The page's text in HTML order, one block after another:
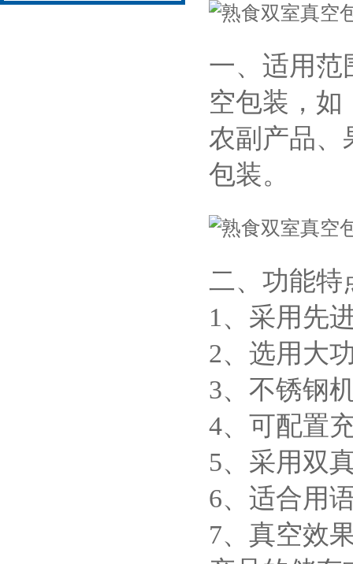
一、适用范
空包装，
农副产品、
包装。
二、功能特
1、采用先
2、选用大
3、不锈钢
4、可配置
5、采用双
6、 适合用
7、真空效